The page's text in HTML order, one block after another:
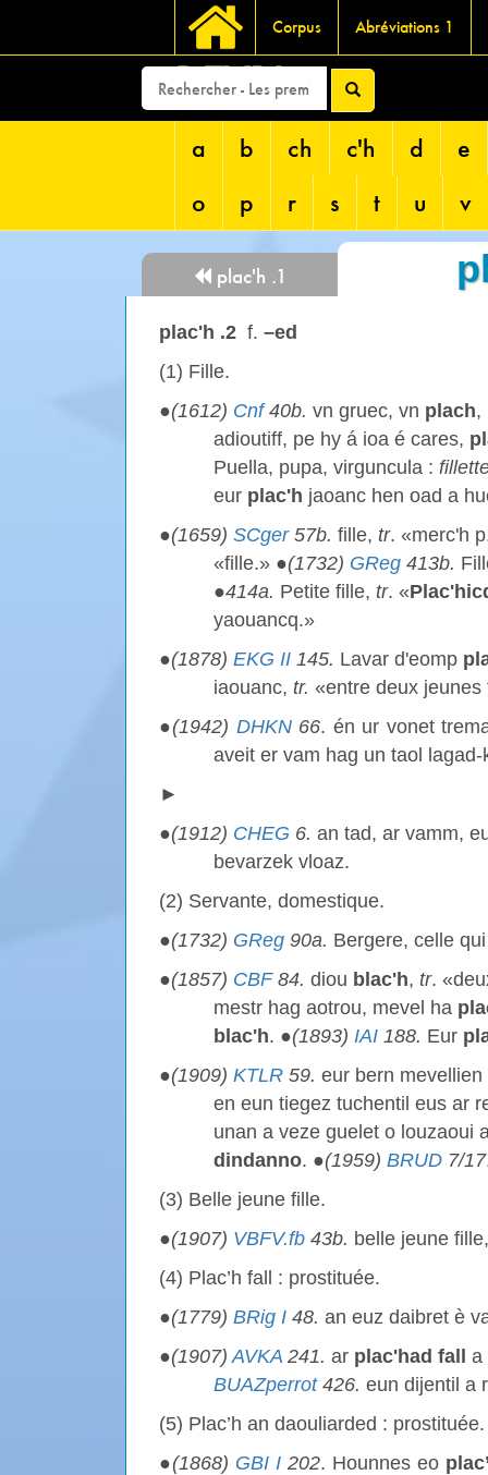
Corpus Abréviations 1
DEVRI
a b ch c'h d
e
o
p r s t u v
plac'h .1
plac'h .2 f. –ed
(1) Fille.
●(1612) Cnf40b. vn gruec, vn plach,
adioutiff, pe hy á ioa é cares,
Puella, pupa, virguncula :
eur plac'h jaoanc hen oad a
●(1659) SCger57b. fille, tr. «merc'h
«fille.» ●(1732) GReg 413b.
●414a. Petite fille, tr. «
yaouancq.»
●(1878) EKG II 145. Lavar d'eomp
iaouanc, tr. «entre deux jeunes
●(1942) DHKN66. én ur vonet
aveit er vam hag un taol
►
●(1912) CHEG 6. an tad, ar vamm,
bevarzek vloaz.
(2) Servante, domestique.
●(1732) GReg 90a. Bergere, celle
●(1857) CBF84. diou blac'h, tr.
mestr hag aotrou, mevel ha
blac'h. ●(1893) IAI 188. Eur
●(1909) KTLR 59. eur bern
en eun tiegez tuchentil eus ar
unan a veze guelet o louzaoui
dindanno. ●(1959) BRUD 7/17
(3) Belle jeune fille.
●(1907) VBFV.fb 43b. belle jeune
(4) Plac’h fall : prostituée.
●(1779) BRig I 48. an euz daibret è
●(1907)AVKA 241. ar plac'had fall
a
BUAZperrot426. eun dijentil a
(5) Plac’h an daouliarded : prostituée.
●(1868) GBI I202. Hounnes eo